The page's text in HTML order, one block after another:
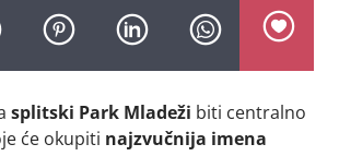
splitski Park Mladeži biti centralno
će okupiti najzvučnija imena